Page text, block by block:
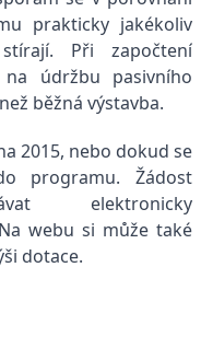
prakticky jakékoliv
Při započtení
údržbu pasivního
běžná výstavba.
2015, nebo dokud se
programu. Žádost
elektronicky
webu si může také
dotace.